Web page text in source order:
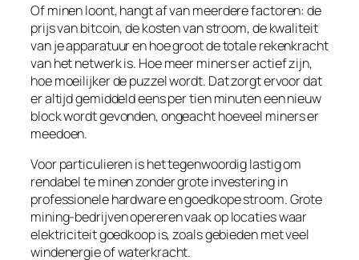
Of minen loont, hangt af van meerdere factoren: de
prijs van bitcoin, de kosten van stroom, de kwaliteit
van je apparatuur en hoe groot de totale rekenkracht
van het netwerk is. Hoe meer miners er actief zijn,
hoe moeilijker de puzzel wordt. Dat zorgt ervoor dat
er altijd gemiddeld eens per tien minuten een nieuw
block wordt gevonden, ongeacht hoeveel miners er
meedoen.
Voor particulieren is het tegenwoordig lastig om
rendabel te minen zonder grote investering in
professionele hardware en goedkope stroom. Grote
mining-bedrijven opereren vaak op locaties waar
elektriciteit goedkoop is, zoals gebieden met veel
windenergie of waterkracht.